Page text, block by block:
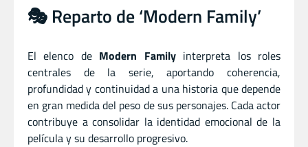
🎭 Reparto de ‘Modern Family’
El elenco de Modern Familyinterpreta los roles
centrales de la serie, aportando coherencia,
profundidad y continuidad a una historia que depende
en gran medida del peso de sus personajes. Cada actor
contribuye a consolidar la identidad emocional de la
película y su desarrollo progresivo.